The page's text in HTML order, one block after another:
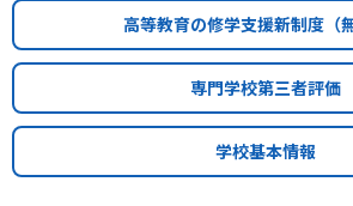
高等教育の修学支援新制度 （
専門学校第三者評価
学校基本情報